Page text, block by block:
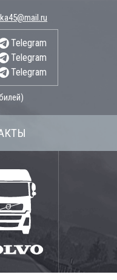
Telegram
Telegram
Telegram